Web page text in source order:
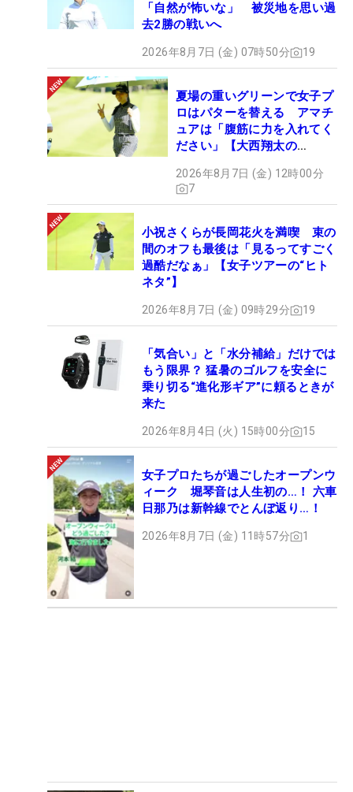
「自然が怖いな」 被災地を思い過
去2勝の戦いへ
2026年8月7日 (金) 07時50分 19
夏場の重いグリーンで女子プ
ロはパターを替える アマチ
ュアは「腹筋に力を入れてく
ださい」【大西翔太の
2026年8月7日 (金) 12時00分
7
小祝さくらが長岡花火を満喫 束の
間のオフも最後は「見るってすごく
過酷だなぁ」【女子ツアーの“ヒト
ネタ”】
2026年8月7日 (金) 09時29分 19
「気合い」と「水分補給」だけでは
もう限界？ 猛暑のゴルフを安全に
乗り切る“進化形ギア”に頼るときが
来た
2026年8月4日 (火) 15時00分 15
女子プロたちが過ごしたオープンウ
ィーク 堀琴音は人生初の…！ 六車
日那乃は新幹線でとんぼ返り…！
2026年8月7日 (金) 11時57分 1